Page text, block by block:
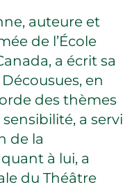
auteure et
de l’École
a écrit sa
en
des thèmes
a servi
de la
quant à lui, a
du Théâtre